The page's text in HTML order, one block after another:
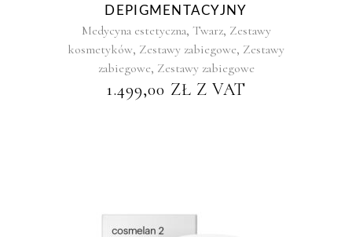
DEPIGMENTACYJNY
Medycyna estetyczna, Twarz, Zestawy
kosmetyków, Zestawy zabiegowe, Zestawy
zabiegowe, Zestawy zabiegowe
1.499,00 ZŁ Z VAT